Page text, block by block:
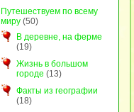
Путешествуем по всему
миру(50)
В деревне, на ферме
(19)
Жизнь в большом
городе (13)
Факты из географии
(18)